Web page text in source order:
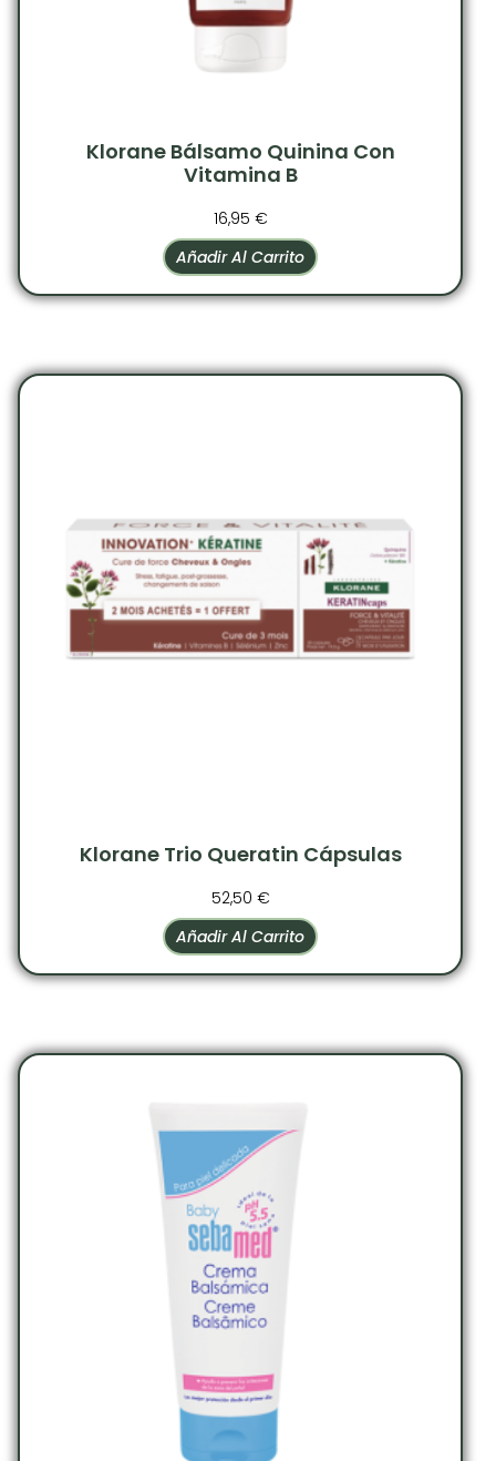
Klorane Bálsamo Quinina Con
Vitamina B
16,95 €
Añadir Al Carrito
Klorane Trio Queratin Cápsulas
52,50 €
Añadir Al Carrito